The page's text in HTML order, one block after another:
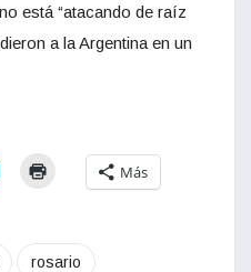
está “atacando de raíz
a la Argentina en un
Más
rosario